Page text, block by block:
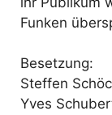
Funken
Besetzung:
Steffen
Yves